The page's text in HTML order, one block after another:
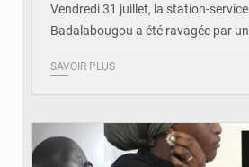
Vendredi 31 juillet, la station-
Badalabougou a été ravagée par
SAVOIR PLUS